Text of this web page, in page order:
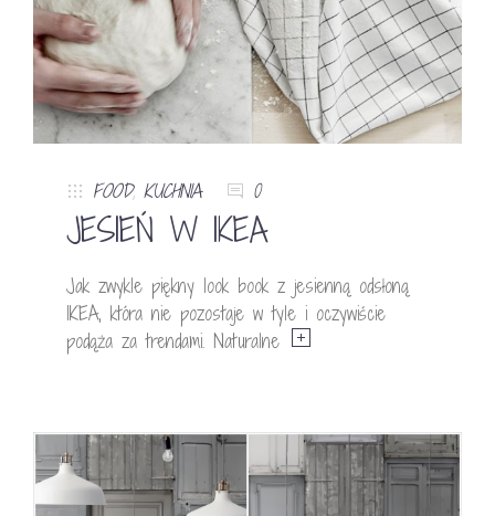
FOOD, KUCHNIA 0
JESIEŃ W IKEA
Jak zwykle piękny look book z jesienną odsłoną
IKEA, która nie pozostaje w tyle i oczywiście
podąża za trendami. Naturalne